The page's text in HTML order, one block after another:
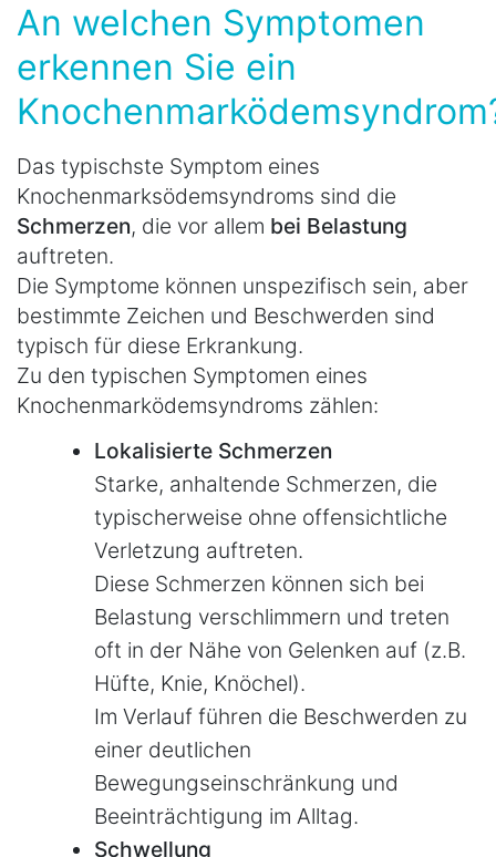
An welchen Symptomen
erkennen Sie ein
Das typischste Symptom eines
Knochenmarksödemsyndroms sind die
Schmerzen, die vor allem bei Belastung
auftreten.
Die Symptome können unspezifisch sein, aber
bestimmte Zeichen und Beschwerden sind
typisch für diese Erkrankung.
Zu den typischen Symptomen eines
Knochenmarködemsyndroms zählen:
Lokalisierte Schmerzen
Starke, anhaltende Schmerzen, die
typischerweise ohne offensichtliche
Verletzung auftreten.
Diese Schmerzen können sich bei
Belastung verschlimmern und treten
oft in der Nähe von Gelenken auf (z.B.
Hüfte, Knie, Knöchel).
Im Verlauf führen die Beschwerden zu
einer deutlichen
Bewegungseinschränkung und
Beeinträchtigung im Alltag.
Schwellung